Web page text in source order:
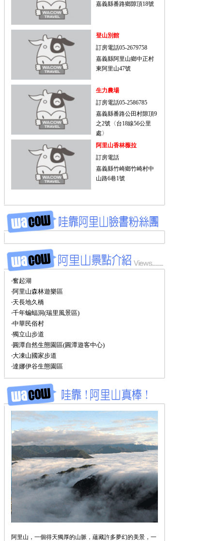
嘉義縣番路鄉隙頂18號
登山別館
訂房電話05-2679758
嘉義縣阿里山鄉中正村
東阿里山47號
生力農場
訂房電話05-2586785
嘉義縣番路公田村隙頂9
之2號〈台18線56公里
處〉
阿里山香林薇拉
訂房電話
嘉義縣竹崎鄉竹崎村中
山路6巷1號
‧奮起湖
‧阿里山森林遊樂區
‧天長地久橋
‧千年蝙蝠洞(瑞里風景區)
‧中華民俗村
‧獨立山步道
‧圓潭自然生態園區(圓潭遊客中心)
‧大凍山國家步道
‧達娜伊谷生態園區
阿里山，一個得天獨厚的山脈，蘊藏許多夢幻的美景，一